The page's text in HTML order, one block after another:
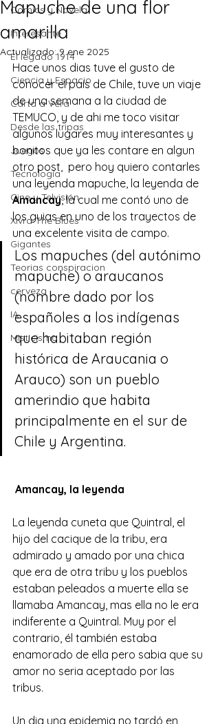
Comics y Novela
Interesante
El legado 1914
Ciencia y Espacio
Carta a Vera
Desde las tripas
Juegos
Tecnología
Cine y Telvisión
Xivra The Blues
Gigantes
Teorias conspiracion
cerveza
IA
Misticismo
Mapuche de una flor
amarilla
Actualizado:9 ene 2025
Hace unos dias tuve el gusto de
conocer el país de Chile, tuve un viaje
de una semana a la ciudad de
TEMUCO, y de ahi me toco visitar
algunos lugares muy interesantes y
bonitos que ya les contare en algun
otro post,  pero hoy quiero contarles
una leyenda mapuche, la leyenda de
Amancay, la cual me contó uno de
los guias en uno de los trayectos de
una excelente visita de campo.
Los mapuches (del autónimo
mapuche) o araucanos
(nombre dado por los
españoles a los indígenas
que habitaban región
histórica de Araucania o
Arauco) son un pueblo
amerindio que habita
principalmente en el sur de
Chile y Argentina.
Amancay, la leyenda
La leyenda cuneta que Quintral, el
hijo del cacique de la tribu, era
admirado y amado por una chica
que era de otra tribu y los pueblos
estaban peleados a muerte ella se
llamaba Amancay, mas ella no le era
indiferente a Quintral. Muy por el
contrario, él también estaba
enamorado de ella pero sabia que su
amor no seria aceptado por las
tribus.
Un dia una epidemia no tardó en